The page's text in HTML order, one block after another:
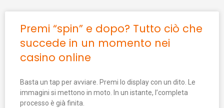
Premi “spin” e dopo? Tutto ciò che
succede in un momento nei
casino online
Basta un tap per avviare. Premi lo display con un dito. Le
immagini si mettono in moto. In un istante, l’completa
processo è già finita.